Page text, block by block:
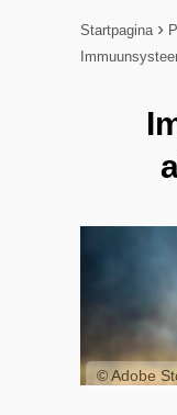
Startpagina
© Adobe